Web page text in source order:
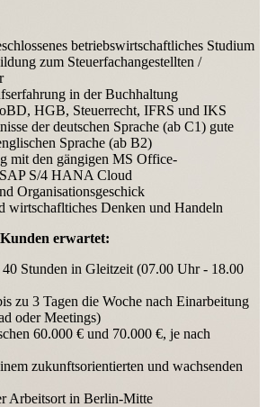
betriebswirtschaftliches Studium
zum Steuerfachangestellten /
in der Buchhaltung
HGB, Steuerrecht, IFRS und IKS
der deutschen Sprache (ab C1) gute
Sprache (ab B2)
mit den gängigen MS Office-
S/4 HANA Cloud
Organisationsgeschick
wirtschafltiches Denken und Handeln
Kunden erwartet:
Stunden in Gleitzeit (07.00 Uhr - 18.00
zu 3 Tagen die Woche nach Einarbeitung
oder Meetings)
60.000 € und 70.000 €, je nach
zukunftsorientierten und wachsenden
Arbeitsort in Berlin-Mitte